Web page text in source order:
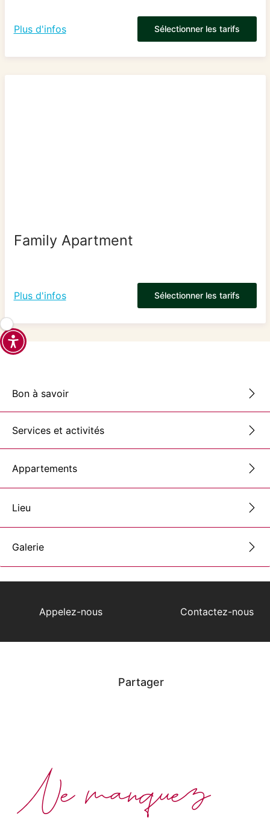
Plus d'infos Sélectionner les tarifs
Family Apartment
Plus d'infos Sélectionner les tarifs
Bon à savoir
Services et activités
Appartements
Lieu
Galerie
Appelez-nous Contactez-nous
Partager
Ne manquez